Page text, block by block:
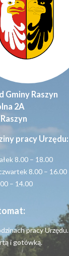
Gminy Raszyn
2A
pracy Urzędu:
8.00 – 18.00
8.00 – 16.00
– 14.00
pracy Urzędu.
i gotówką.